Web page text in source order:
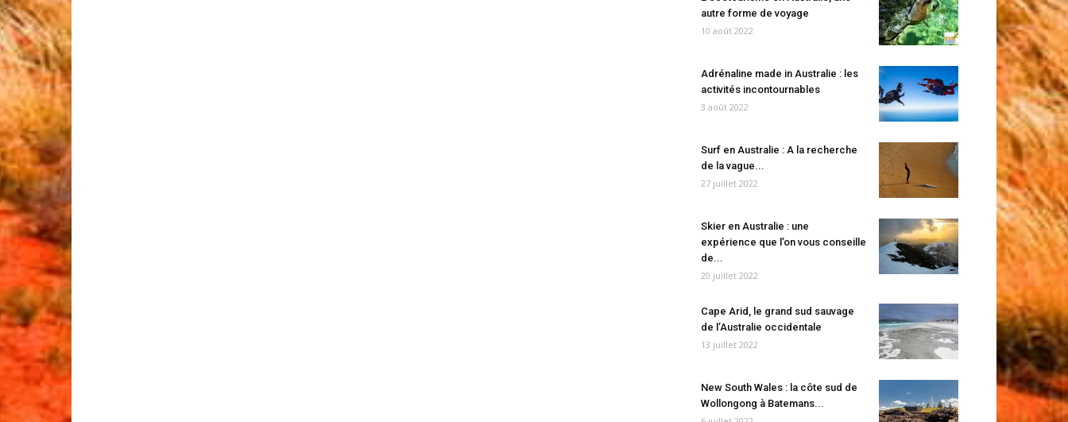
autre forme de voyage
10 août 2022
Adrénaline made in Australie : les
activités incontournables
3 août 2022
Surf en Australie : A la recherche
de la vague...
27 juillet 2022
Skier en Australie : une
expérience que l’on vous conseille
de...
20 juillet 2022
Cape Arid, le grand sud sauvage
de l’Australie occidentale
13 juillet 2022
New South Wales : la côte sud de
Wollongong à Batemans...